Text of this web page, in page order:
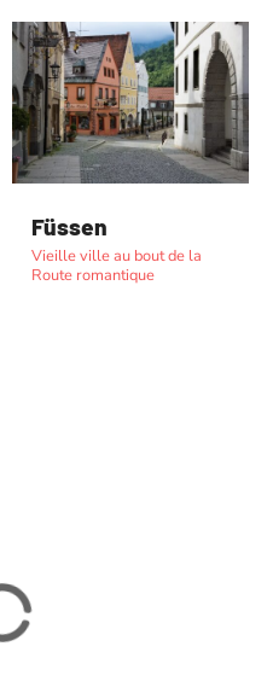
Füssen
Vieille ville au bout de la
Route romantique